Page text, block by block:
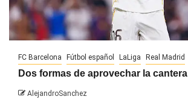
FC Barcelona Fútbol español LaLiga Real Madrid
Dos formas de aprovechar la cantera
AlejandroSanchez